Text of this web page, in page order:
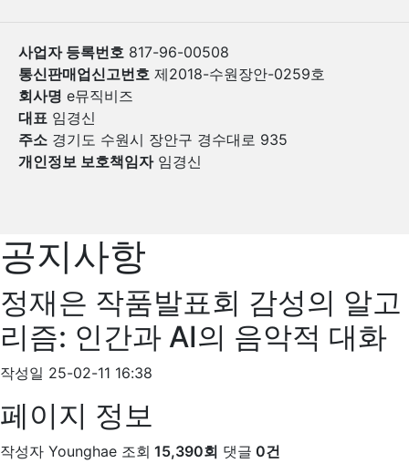
사업자 등록번호 817-96-00508
통신판매업신고번호 제2018-수원장안-0259호
회사명 e뮤직비즈
대표 임경신
주소 경기도 수원시 장안구 경수대로 935
개인정보 보호책임자임경신
공지사항
정재은 작품발표회 감성의 알고
리즘: 인간과 AI의 음악적 대화
작성일 25-02-11 16:38
페이지 정보
작성자 Younghae 조회 15,390회 댓글 0건